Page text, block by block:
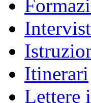
Itinerari
Lettere